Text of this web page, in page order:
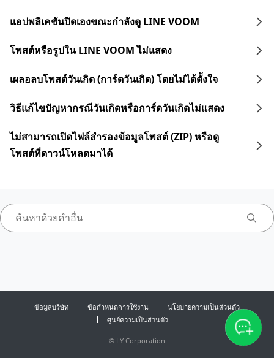
แอปพลิเคชันปิดเองขณะกำลังดู LINE VOOM
โพสต์หรือรูปใน LINE VOOM ไม่แสดง
เผลอลบโพสต์วันเกิด (การ์ดวันเกิด) โดยไม่ได้ตั้งใจ
วิธีแก้ไขปัญหากรณีวันเกิดหรือการ์ดวันเกิดไม่แสดง
ไม่สามารถเปิดไฟล์สำรองข้อมูลโพสต์ (ZIP) หรือดู
โพสต์ที่ดาวน์โหลดมาได้
ข้อมูลบริษัท ข้อกำหนดการใช้งาน
นโยบายความเป็นส่วนตัว
ศูนย์ความเป็นส่วนตัว
© LY Corporation